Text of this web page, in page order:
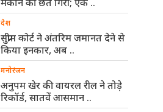
देश
सुप्रीम कोर्ट ने अंतरिम जमानत देने से
किया इनकार, अब ..
मनोरंजन
अनुपम खेर की वायरल रील ने तोड़े
रिकॉर्ड, सातवें आसमान ..